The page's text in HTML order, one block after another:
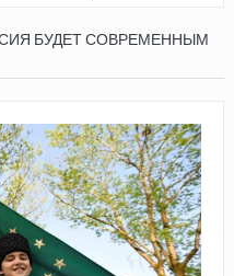
БУДЕТ СОВРЕМЕННЫМ